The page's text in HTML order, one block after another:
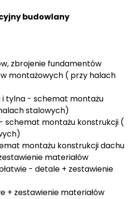
budowlany
zbrojenie fundamentów
montażowych ( przy halach
i tylna - schemat montażu
stalowych)
schemat montażu konstrukcji (
montażu konstrukcji dachu
materiałów
- detale + zestawienie
+ zestawienie materiałów